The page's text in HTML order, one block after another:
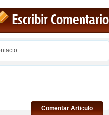
Escribir Comentario
Comentar Articulo